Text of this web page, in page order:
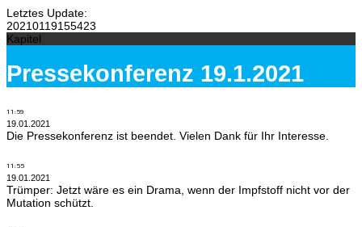
Letztes Update:
20210119155423
Kapitel
Pressekonferenz 19.1.2021
11:59
19.01.2021
Die Pressekonferenz ist beendet. Vielen Dank für Ihr Interesse.
11:55
19.01.2021
Trümper: Jetzt wäre es ein Drama, wenn der Impfstoff nicht vor der
Mutation schützt.